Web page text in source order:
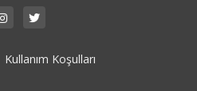
Kullanım Koşulları